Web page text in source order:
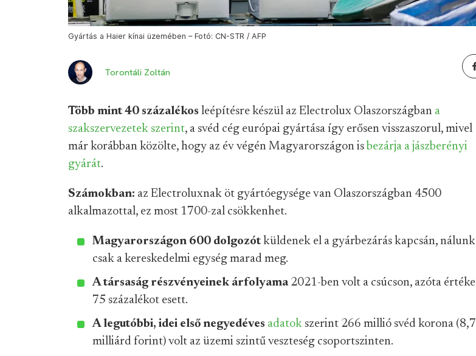
Gyártás a Haier kínai üzemében – Fotó: CN-STR / AFP
Torontáli Zoltán
Több mint 40 százalékos leépítésre készül az Electrolux Olaszországban a
szakszervezetek szerint, a svéd cég európai gyártása így erősen visszaszorul, mivel
már korábban közölte, hogy az év végén Magyarországon is bezárja a jászberényi
gyárát.
Számokban: az Electroluxnak öt gyártóegysége van Olaszországban 4500
alkalmazottal, ez most 1700-zal csökkenhet.
Magyarországon 600 dolgozót küldenek el a gyárbezárás kapcsán, nálunk
csak a kereskedelmi egység marad meg.
A társaság részvényeinek árfolyama2021-ben volt a csúcson, azóta értéke
75 százalékot esett.
A legutóbbi, idei első negyedéves adatok szerint 266 millió svéd korona (8,7
milliárd forint) volt az üzemi szintű veszteség csoportszinten.